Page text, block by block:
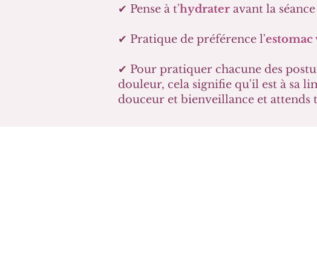
✔ Pense à t'hydrater avant la
✔ Pratique de préférence l'estomac
✔ Pour pratiquer chacune des
douleur, cela signifie qu'il est à sa
douceur et bienveillance et